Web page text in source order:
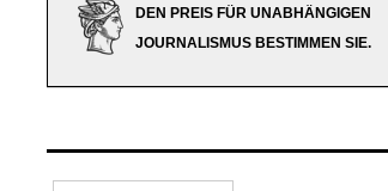
DEN PREIS FÜR UNABHÄNGIGEN
JOURNALISMUS BESTIMMEN SIE.